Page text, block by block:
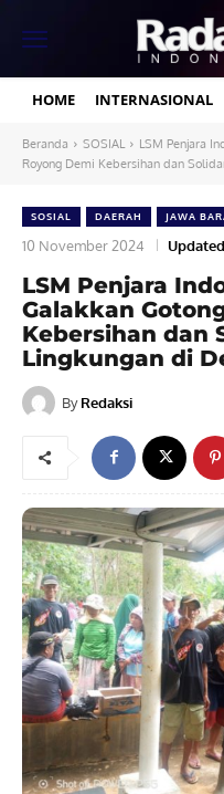
HOME INTERNASIONAL
Beranda SOSIAL
LSM Penjara
Royong Demi Kebersihan dan
SOSIAL DAERAH JAWA
10 November 2024
LSM Penjara
Galakkan
Kebersihan dan
Lingkungan di
By Redaksi